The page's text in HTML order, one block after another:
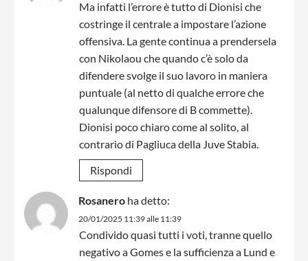
Ma infatti l’errore è tutto di Dionisi che
costringe il centrale a impostare l’azione
offensiva. La gente continua a prendersela
con Nikolaou che quando c’è solo da
difendere svolge il suo lavoro in maniera
puntuale (al netto di qualche errore che
qualunque difensore di B commette).
Dionisi poco chiaro come al solito, al
contrario di Pagliuca della Juve Stabia.
Rispondi
Rosanero ha detto:
20/01/2025 11:39 alle 11:39
Condivido quasi tutti i voti, tranne quello
negativo a Gomes e la sufficienza a Lund e